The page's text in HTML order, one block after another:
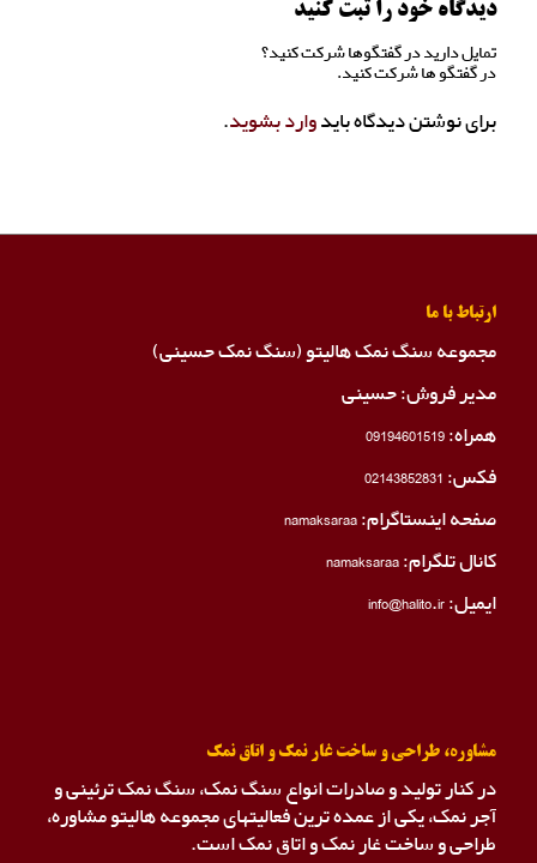
دیدگاه خود را ثبت کنید
تمایل دارید در گفتگوها شرکت کنید؟
در گفتگو ها شرکت کنید.
برای نوشتن دیدگاه بایدوارد بشوید.
ارتباط با ما
مجموعه سنگ نمک هالیتو (سنگ نمک حسینی)
مدیر فروش: حسینی
همراه:09194601519
فکس:02143852831
صفحه اینستاگرام:namaksaraa
کانال تلگرام:namaksaraa
ایمیل: info@halito.ir
مشاوره، طراحی و ساخت غار نمک و اتاق نمک
در کنار تولید و صادرات انواع سنگ نمک، سنگ نمک ترئینی و
آجر نمک، یکی از عمده ترین فعالیتهای مجموعه هالیتو مشاوره،
طراحی و ساخت غار نمک و اتاق نمک است.